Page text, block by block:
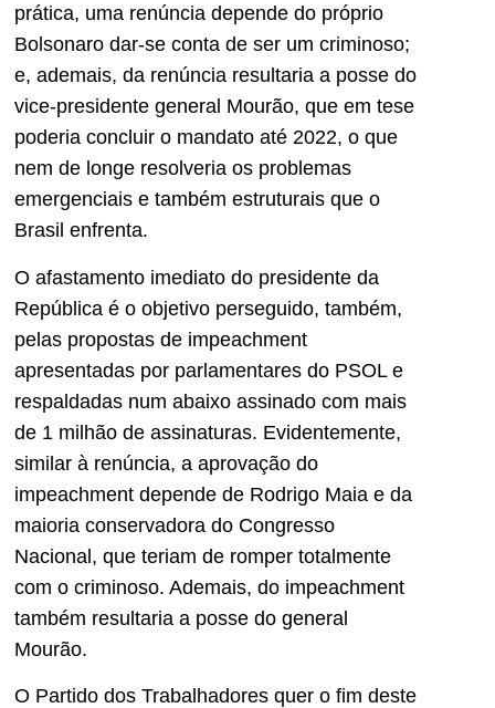
prática, uma renúncia depende do próprio
Bolsonaro dar-se conta de ser um criminoso;
e, ademais, da renúncia resultaria a posse do
vice-presidente general Mourão, que em tese
poderia concluir o mandato até 2022, o que
nem de longe resolveria os problemas
emergenciais e também estruturais que o
Brasil enfrenta.
O afastamento imediato do presidente da
República é o objetivo perseguido, também,
pelas propostas de impeachment
apresentadas por parlamentares do PSOL e
respaldadas num abaixo assinado com mais
de 1 milhão de assinaturas. Evidentemente,
similar à renúncia, a aprovação do
impeachment depende de Rodrigo Maia e da
maioria conservadora do Congresso
Nacional, que teriam de romper totalmente
com o criminoso. Ademais, do impeachment
também resultaria a posse do general
Mourão.
O Partido dos Trabalhadores quer o fim deste